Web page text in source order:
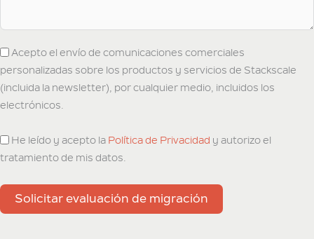
Acepto el envío de comunicaciones comerciales
personalizadas sobre los productos y servicios de Stackscale
(incluida la newsletter), por cualquier medio, incluidos los
electrónicos.
He leído y acepto la Política de Privacidad y autorizo el
tratamiento de mis datos.
Solicitar evaluación de migración